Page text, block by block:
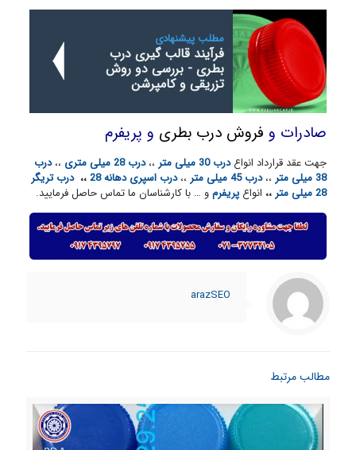
مطلب پیشنهادی
فرآیند قالب گیری درب
بطری - بررسی دو روش
تزریقی و کامپرشن
صادرات و فروش درب بطری و پریفرم
جهت عقد قرارداد انواعدرب 30 میلی متر ،،درب 28 میلی متری ،، درب
38 میلی متر
،،درب 45 میلی متر ،،درب اسپری دهانه 28 ،، درب تریگر
28 میلی متر
،، انواع پریفرمو … با کارشناسان ما تماس حاصل فرمایید.
arazSEO
مطالب مرتبط